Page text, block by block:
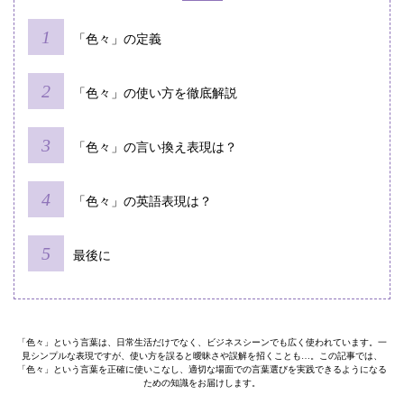
「色々」の定義
「色々」の使い方を徹底解説
「色々」の言い換え表現は？
「色々」の英語表現は？
最後に
「色々」という言葉は、日常生活だけでなく、ビジネスシーンでも広く使われています。一
見シンプルな表現ですが、使い方を誤ると曖昧さや誤解を招くことも…。この記事では、
「色々」という言葉を正確に使いこなし、適切な場面での言葉選びを実践できるようになる
ための知識をお届けします。